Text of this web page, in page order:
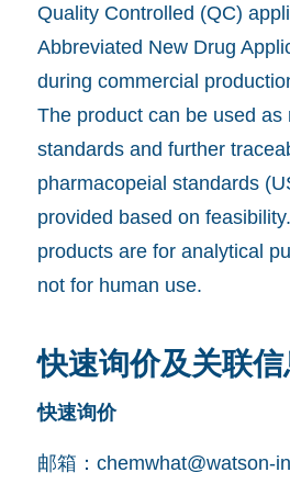
Quality Controlled (QC)
Abbreviated New Drug
during commercial
The product can be used as
standards and further
pharmacopeial standards
provided based on
products are for analytical
not for human use.
快速询价及关联信
快速询价
邮箱： chemwhat@watson-